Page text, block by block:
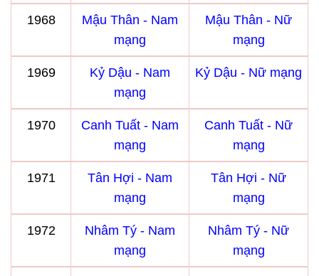
1968
Mậu Thân - Nam
mạng
Mậu Thân - Nữ
mạng
1969
Kỷ Dậu - Nam
mạng
Kỷ Dậu - Nữ mạng
1970
Canh Tuất - Nam
mạng
Canh Tuất - Nữ
mạng
1971
Tân Hợi - Nam
mạng
Tân Hợi - Nữ
mạng
1972
Nhâm Tý - Nam
mạng
Nhâm Tý - Nữ
mạng